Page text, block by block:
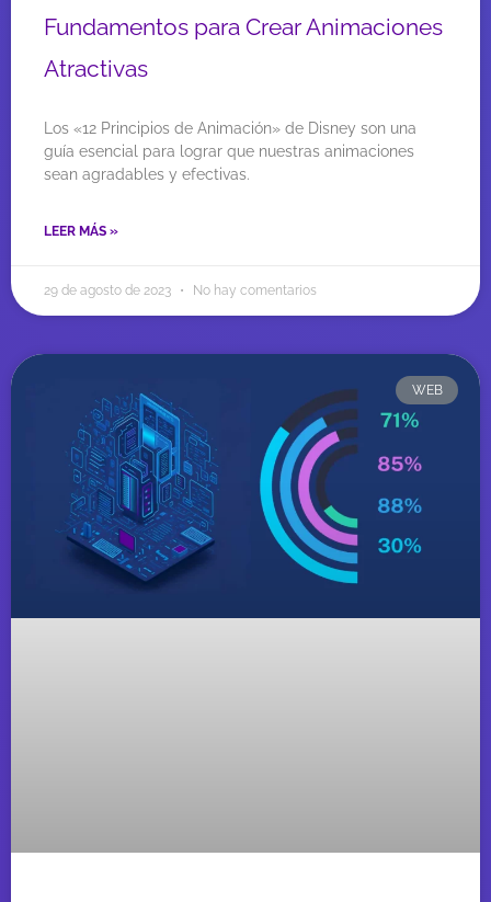
Fundamentos para Crear Animaciones
Atractivas
Los «12 Principios de Animación» de Disney son una
guía esencial para lograr que nuestras animaciones
sean agradables y efectivas.
LEER MÁS »
29 de agosto de 2023 No hay comentarios
WEB